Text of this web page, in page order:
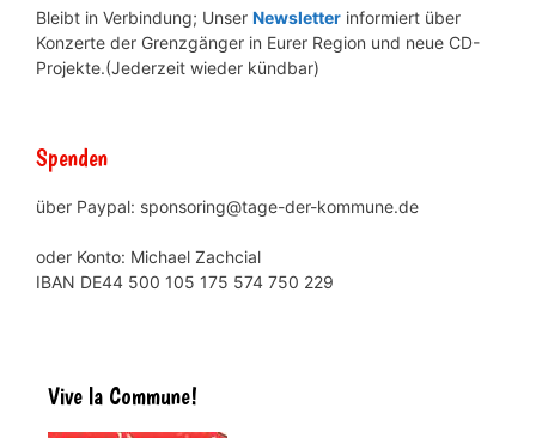
Bleibt in Verbindung; Unser Newsletter informiert über
Konzerte der Grenzgänger in Eurer Region und neue CD-
Projekte.(Jederzeit wieder kündbar)
Spenden
über Paypal: sponsoring@tage-der-kommune.de
oder Konto: Michael Zachcial
IBAN DE44 500 105 175 574 750 229
Vive la Commune!